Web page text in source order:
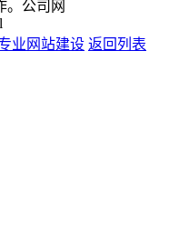
。公司网
业网站建设 返回列表